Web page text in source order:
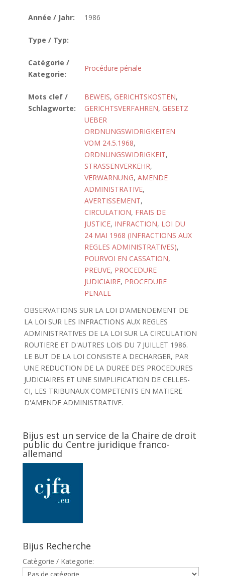
Année / Jahr: 1986
Type / Typ:
Catégorie /
Kategorie:
Procédure pénale
Mots clef /
Schlagworte:
BEWEIS, GERICHTSKOSTEN,
GERICHTSVERFAHREN, GESETZ
UEBER
ORDNUNGSWIDRIGKEITEN
VOM 24.5.1968,
ORDNUNGSWIDRIGKEIT,
STRASSENVERKEHR,
VERWARNUNG, AMENDE
ADMINISTRATIVE,
AVERTISSEMENT,
CIRCULATION, FRAIS DE
JUSTICE, INFRACTION, LOI DU
24 MAI 1968 (INFRACTIONS AUX
REGLES ADMINISTRATIVES),
POURVOI EN CASSATION,
PREUVE, PROCEDURE
JUDICIAIRE, PROCEDURE
PENALE
OBSERVATIONS SUR LA LOI D'AMENDEMENT DE
LA LOI SUR LES INFRACTIONS AUX REGLES
ADMINISTRATIVES DE LA LOI SUR LA CIRCULATION
ROUTIERE ET D'AUTRES LOIS DU 7 JUILLET 1986.
LE BUT DE LA LOI CONSISTE A DECHARGER, PAR
UNE REDUCTION DE LA DUREE DES PROCEDURES
JUDICIAIRES ET UNE SIMPLIFICATION DE CELLES-
CI, LES TRIBUNAUX COMPETENTS EN MATIERE
D'AMENDE ADMINISTRATIVE.
Bijus est un service de la Chaire de droit
public du Centre juridique franco-
allemand
Bijus Recherche
Catègorie / Kategorie: